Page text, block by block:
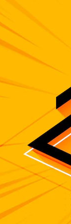
d’abonnés :
studios.